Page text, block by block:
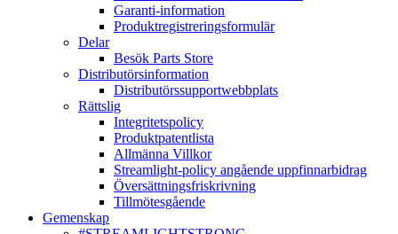
Garanti-information
Produktregistreringsformulär
Delar
Besök Parts Store
Distributörsinformation
Distributörssupportwebbplats
Rättslig
Integritetspolicy
Produktpatentlista
Allmänna Villkor
Streamlight-policy angående uppfinnarbidrag
Översättningsfriskrivning
Tillmötesgående
Gemenskap